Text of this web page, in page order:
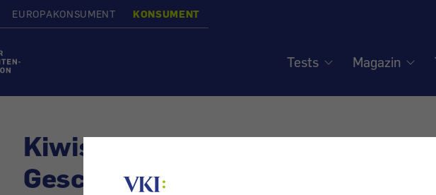
EUROPAKONSUMENT KONSUMENT
Tests Magazin
Kiwis und Milchprodukte -
Geschmack?